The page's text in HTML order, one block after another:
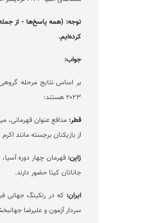
توجه: (همه پاسخ‌ها - از
کرده‌ایم.
جواب:
بر اساس نتایج مرحله
۲۰۲۳ هستند:
قطر:مدافع عنوان قهرمانی،
از بازیکنان برجسته مانند
ژاپن:قهرمان چهار دوره آسیا،
جاناتان کیتا حضور دارند.
ایران: که در رنکینگ جهانی
سردار آزمون و علیرضا